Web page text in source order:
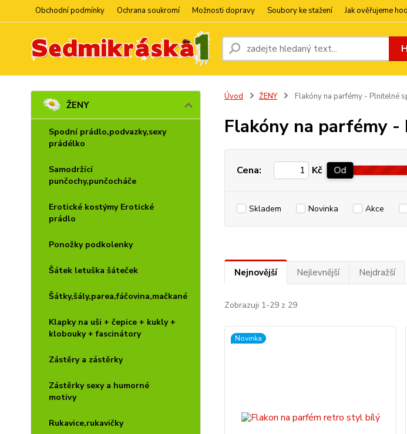
Obchodní podmínky Ochrana soukromí Možnosti dopravy Soubory ke stažení Jak ověřujeme
ŽENY
Spodní prádlo,podvazky,sexy
prádélko
Samodržící
punčochy,punčocháče
Erotické kostýmy Erotické
prádlo
Ponožky podkolenky
Šátek letuška šáteček
Šátky,šály,parea,fáčovina,mačkané
Klapky na uši + čepice + kukly +
klobouky + fascinátory
Zástěry a zástěrky
Zástěrky sexy a humorné
motivy
Rukavice,rukavičky
Úvod ŽENY Flakóny na parfémy - Plnitelné
Flakóny na parfémy
Cena: Kč Od
Skladem Novinka Akce
Nejnovější Nejlevnější Nejdražší
Zobrazuji 1-29 z 29
Novinka